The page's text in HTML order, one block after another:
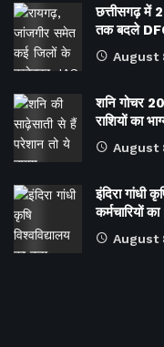
छत्तीसगढ़ में
तक बदले
August
शनि गोचर
राशियों का
August
इंदिरा गांधी
कर्मचारियों
August